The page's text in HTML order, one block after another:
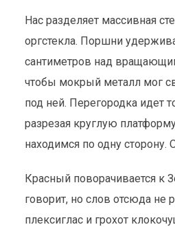
Нас разделяет массивная
оргстекла. Поршни
сантиметров над
чтобы мокрый металл мог
под ней. Перегородка идет
разрезая круглую
находимся по одну сторону.
Красный поворачивается к
говорит, но слов отсюда не
плексиглас и грохот